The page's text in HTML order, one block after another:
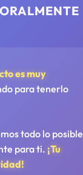
es muy
para tenerlo
todo lo posible
para ti. ¡Tu